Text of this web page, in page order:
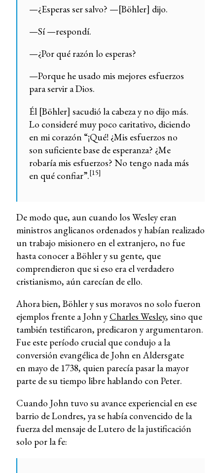
—¿Esperas ser salvo? —[Böhler] dijo.
—Sí —respondí.
—¿Por qué razón lo esperas?
—Porque he usado mis mejores esfuerzos
para servir a Dios.
Él [Böhler] sacudió la cabeza y no dijo más.
Lo consideré muy poco caritativo, diciendo
en mi corazón “¡Qué! ¿Mis esfuerzos no
son suficiente base de esperanza? ¿Me
robaría mis esfuerzos? No tengo nada más
en qué confiar”.[15]
De modo que, aun cuando los Wesley eran
ministros anglicanos ordenados y habían realizado
un trabajo misionero en el extranjero, no fue
hasta conocer a Böhler y su gente, que
comprendieron que si eso era el verdadero
cristianismo, aún carecían de ello.
Ahora bien, Böhler y sus moravos no solo fueron
ejemplos frente a John y Charles Wesley, sino que
también testificaron, predicaron y argumentaron.
Fue este período crucial que condujo a la
conversión evangélica de John en Aldersgate
en mayo de 1738, quien parecía pasar la mayor
parte de su tiempo libre hablando con Peter.
Cuando John tuvo su avance experiencial en ese
barrio de Londres, ya se había convencido de la
fuerza del mensaje de Lutero de la justificación
solo por la fe: